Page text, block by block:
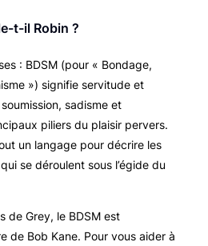
t-il Robin ?
: BDSM (pour « Bondage,
») signifie servitude et
sadisme et
piliers du plaisir pervers.
un langage pour décrire les
se déroulent sous l’égide du
de Grey, le BDSM est
de Bob Kane. Pour vous aider à